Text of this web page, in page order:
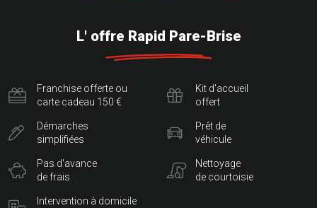
L' offre Rapid Pare-Brise
Franchise offerte ou
carte cadeau 150 €
Démarches
simplifiées
Pas d'avance
de frais
Intervention à domicile
Kit d'accueil
offert
Prêt de
véhicule
Nettoyage
de courtoisie